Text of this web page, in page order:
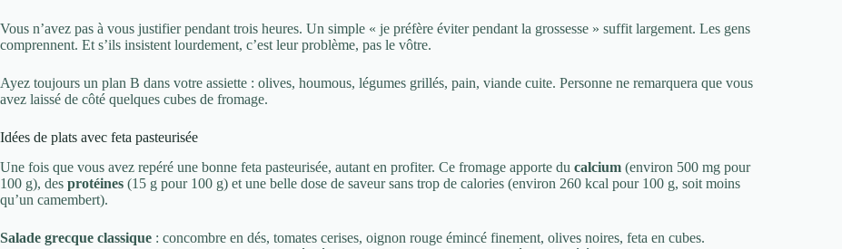
Vous n’avez pas à vous justifier pendant trois heures. Un simple « je préfère éviter pendant la grossesse » suffit largement. Les gens
comprennent. Et s’ils insistent lourdement, c’est leur problème, pas le vôtre.
Ayez toujours un plan B dans votre assiette : olives, houmous, légumes grillés, pain, viande cuite. Personne ne remarquera que vous
avez laissé de côté quelques cubes de fromage.
Idées de plats avec feta pasteurisée
Une fois que vous avez repéré une bonne feta pasteurisée, autant en profiter. Ce fromage apporte du calcium (environ 500 mg pour
100 g), des protéines (15 g pour 100 g) et une belle dose de saveur sans trop de calories (environ 260 kcal pour 100 g, soit moins
qu’un camembert).
Salade grecque classique : concombre en dés, tomates cerises, oignon rouge émincé finement, olives noires, feta en cubes.